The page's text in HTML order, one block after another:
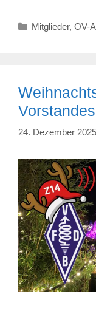
Kategorien
Mitglieder, OV-
Vorstandes
24. Dezember 2025